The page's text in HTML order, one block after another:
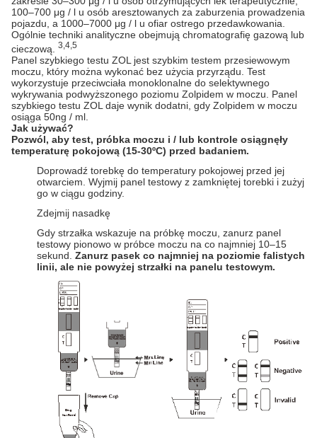
100–700 μg / l u osób aresztowanych za zaburzenia prowadzenia
pojazdu, a 1000–7000 μg / l u ofiar ostrego przedawkowania.
Ogólnie techniki analityczne obejmują chromatografię gazową lub
cieczową.
3,4,5
Panel szybkiego testu ZOL jest szybkim testem przesiewowym
moczu, który można wykonać bez użycia przyrządu. Test
wykorzystuje przeciwciała monoklonalne do selektywnego
wykrywania podwyższonego poziomu Zolpidem w moczu. Panel
szybkiego testu ZOL daje wynik dodatni, gdy Zolpidem w moczu
osiąga 50ng / ml.
Jak używać?
Pozwól, aby test, próbka moczu i / lub kontrole osiągnęły
temperaturę pokojową (15-30ºC) przed badaniem.
Doprowadź torebkę do temperatury pokojowej przed jej
otwarciem. Wyjmij panel testowy z zamkniętej torebki i zużyj
go w ciągu godziny.
Zdejmij nasadkę
Gdy strzałka wskazuje na próbkę moczu, zanurz panel
testowy pionowo w próbce moczu na co najmniej 10–15
sekund. Zanurz pasek co najmniej na poziomie falistych
linii, ale nie powyżej strzałki na panelu testowym.